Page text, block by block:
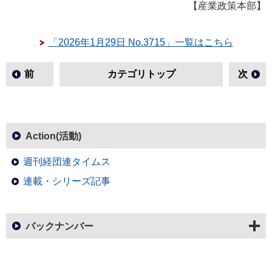
【産業政策本部】
「2026年1月29日 No.3715」一覧はこちら
前 カテゴリトップ 次
Action(活動)
週刊経団連タイムス
連載・シリーズ記事
バックナンバー